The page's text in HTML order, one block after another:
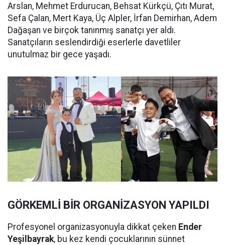
Arslan, Mehmet Erdurucan, Behsat Kürkçü, Çıtı Murat,
Sefa Çalan, Mert Kaya, Üç Alpler, İrfan Demirhan, Adem
Dağaşan ve birçok tanınmış sanatçı yer aldı.
Sanatçıların seslendirdiği eserlerle davetliler
unutulmaz bir gece yaşadı.
GÖRKEMLİ BİR ORGANİZASYON YAPILDI
Profesyonel organizasyonuyla dikkat çeken Ender
Yeşilbayrak, bu kez kendi çocuklarının sünnet